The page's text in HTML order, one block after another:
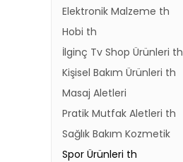
Elektronik Malzeme th
Hobi th
İlginç Tv Shop Ürünleri th
Kişisel Bakım Ürünleri th
Masaj Aletleri
Pratik Mutfak Aletleri th
Sağlık Bakım Kozmetik
Spor Ürünleri th